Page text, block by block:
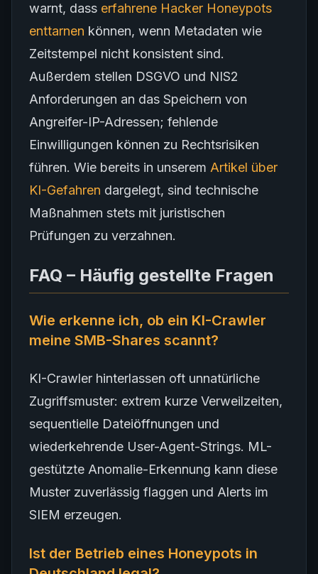
warnt, dass erfahrene Hacker Honeypots
enttarnen können, wenn Metadaten wie
Zeitstempel nicht konsistent sind.
Außerdem stellen DSGVO und NIS2
Anforderungen an das Speichern von
Angreifer-IP-Adressen; fehlende
Einwilligungen können zu Rechtsrisiken
führen. Wie bereits in unserem Artikel über
KI-Gefahren dargelegt, sind technische
Maßnahmen stets mit juristischen
Prüfungen zu verzahnen.
FAQ – Häufig gestellte Fragen
Wie erkenne ich, ob ein KI-Crawler
meine SMB-Shares scannt?
KI-Crawler hinterlassen oft unnatürliche
Zugriffsmuster: extrem kurze Verweilzeiten,
sequentielle Dateiöffnungen und
wiederkehrende User-Agent-Strings. ML-
gestützte Anomalie-Erkennung kann diese
Muster zuverlässig flaggen und Alerts im
SIEM erzeugen.
Ist der Betrieb eines Honeypots in